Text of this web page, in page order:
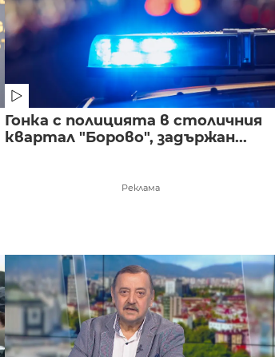
Гонка с полицията в столичния
квартал "Борово", задържан...
Реклама